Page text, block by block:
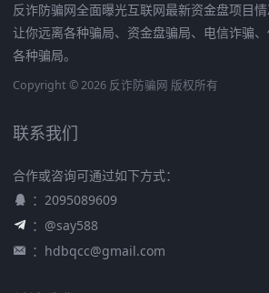
反诈防骗网全面曝光互联网最新资金盘项目情
让你远离各种骗局、资金盘骗局、电信诈骗
各种骗局。
Copyright © 2026 反诈防骗网 版权所有
联系我们
合作或咨询可通过如下方式：
：2095089609
：@say588
： hdbqcc@gmail.com